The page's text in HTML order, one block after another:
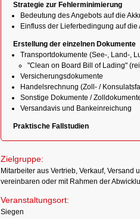
Strategie zur Fehlerminimierung
Bedeutung des Angebots auf die
Einfluss der Lieferbedingung auf die
Erstellung der einzelnen Dokumente
Transportdokumente (See-, Land-,
"Clean on Board Bill of Lading"
Versicherungsdokumente
Handelsrechnung (Zoll- /
Sonstige Dokumente /
Versandavis und Bankeinreichung
Praktische Fallstudien
Zielgruppe:
Mitarbeiter aus Vertrieb, Verkauf, Versand
vereinbaren oder mit Rahmen der
Veranstaltungsort:
Siegen